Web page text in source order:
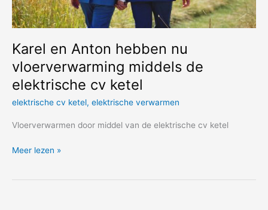
Karel en Anton hebben nu
vloerverwarming middels de
elektrische cv ketel
elektrische cv ketel, elektrische verwarmen
Vloerverwarmen door middel van de elektrische cv ketel
Karel
Meer lezen »